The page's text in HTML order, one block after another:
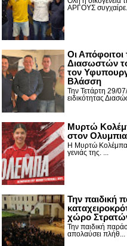
ΑΡΓΟΥΣ συγχαίρε...
Οι Απόφοιτοι
Διασωστών
τον
Βλάσση
Την Τετάρτη 29/
ειδικότητας
Μυρτώ
στον
Η Μυρτώ Κολέμπα
γενιάς της. ...
Την παιδική
χώρο
Την παιδική
απολαύσει πλήθ...